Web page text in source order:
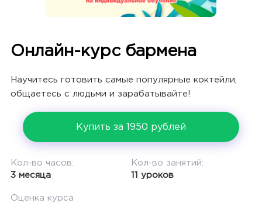
Онлайн-курс бармена
Научитесь готовить самые популярные коктейли,
общаетесь с людьми и зарабатывайте!
Купить за 1950 рублей
Кол-во часов:
3 месяца
Кол-во занятий:
11 уроков
Оценка курса